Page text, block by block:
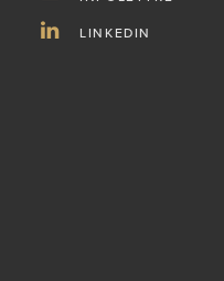
LINKEDIN